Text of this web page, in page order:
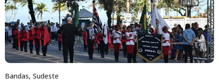
Bandas, Sudeste